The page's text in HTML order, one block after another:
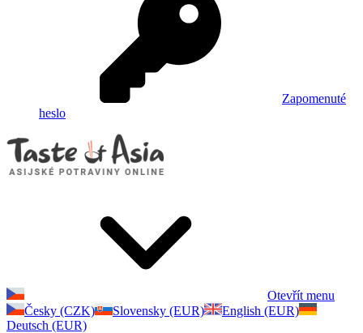
Zapomenuté
heslo
Otevřít menu
Česky (CZK)
Slovensky (EUR)
English (EUR)
Deutsch (EUR)